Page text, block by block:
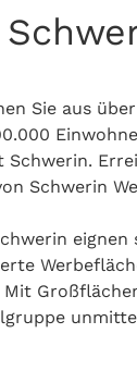
Sie aus über
Schwerin.
Schwerin